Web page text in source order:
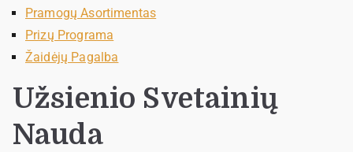
Pramogų Asortimentas
Prizų Programa
Žaidėjų Pagalba
Užsienio Svetainių
Nauda